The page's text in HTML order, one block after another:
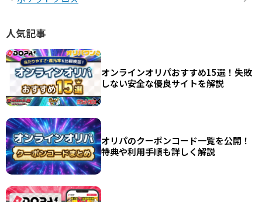
人気記事
オンラインオリパおすすめ15選！失敗
しない安全な優良サイトを解説
オリパのクーポンコード一覧を公開！
特典や利用手順も詳しく解説